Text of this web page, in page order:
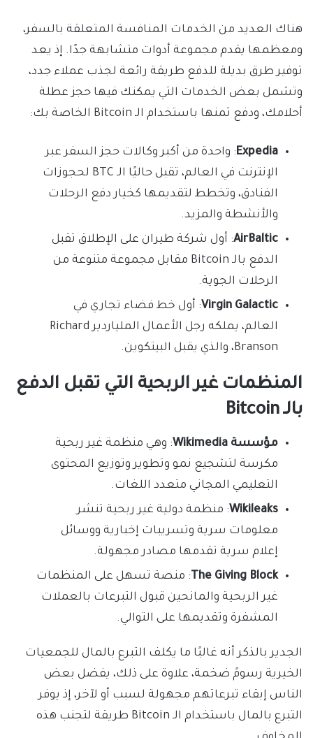
هناك العديد من الخدمات المنافسة المتعلقة بالسفر،
ومعظمها يقدم مجموعة أدوات متشابهة جدًا. إذ يعد
توفير طرق بديلة للدفع طريقة رائعة لجذب عملاء جدد،
وتشمل بعض الخدمات التي يمكنك فيها حجز عطلة
أحلامك، ودفع ثمنها باستخدام الـ Bitcoin الخاصة بك:
Expedia: واحدة من أكبر وكالات حجز السفر عبر
الإنترنت في العالم، تقبل حاليًا الـ BTC لحجوزات
الفنادق، وتخطط لتقديمها كخيار دفع الرحلات
والأنشطة والمزيد.
AirBaltic: أول شركة طيران على الإطلاق تقبل
الدفع بالـ Bitcoin مقابل مجموعة متنوعة من
الرحلات الجوية.
Virgin Galactic: أول خط فضاء تجاري في
العالم، يملكه رجل الأعمال الملياردير Richard
Branson، والذي يقبل البيتكوين.
المنظمات غير الربحية التي تقبل الدفع
بالـ Bitcoin
مؤسسة Wikimedia
: وهي منظمة غير ربحية
مكرسة لتشجيع نمو وتطوير وتوزيع المحتوى
التعليمي المجاني متعدد اللغات.
Wikileaks: منظمة دولية غير ربحية تنشر
معلومات سرية وتسريبات إخبارية ووسائل
إعلام سرية تقدمها مصادر مجهولة.
The Giving Block : منصة تسهل على المنظمات
غير الربحية والمانحين قبول التبرعات بالعملات
المشفرة وتقديمها على التوالي.
الجدير بالذكر أنه غالبًا ما يكلف التبرع بالمال للجمعيات
الخيرية رسومً ضخمة، علاوة على ذلك، يفضل بعض
الناس إبقاء تبرعاتهم مجهولة لسبب أو لآخر، إذ يوفر
التبرع بالمال باستخدام الـ Bitcoin طريقة لتجنب هذه